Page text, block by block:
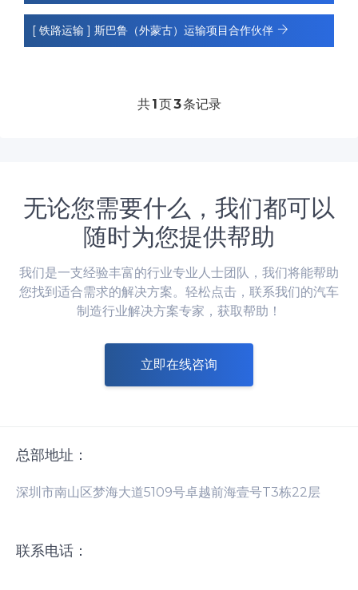
[ 铁路运输 ] 斯巴鲁（外蒙古）运输项目合作伙伴
共1页3条记录
无论您需要什么，我们都可以
随时为您提供帮助
我们是一支经验丰富的行业专业人士团队，我们将能帮助
您找到适合需求的解决方案。轻松点击，联系我们的汽车
制造行业解决方案专家，获取帮助！
立即在线咨询
总部地址：
深圳市南山区梦海大道5109号卓越前海壹号T3栋22层
联系电话：